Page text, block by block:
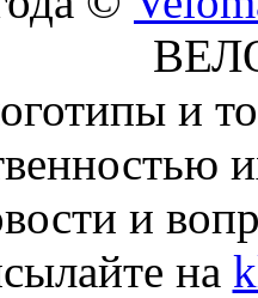
и
и
на